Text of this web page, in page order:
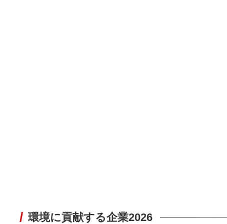
環境に貢献する企業2026